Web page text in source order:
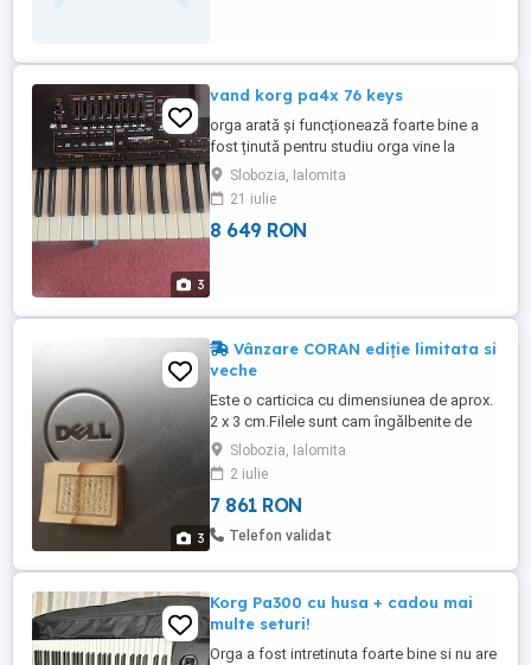
3
vand korg pa4x 76 keys
orga arată și funcționează foarte bine a
fost ținută pentru studiu orga vine la
pachet cu husa și cablu de alimentare
prețul negociabil
Slobozia, Ialomita
21 iulie
8 649 RON
3
Vânzare CORAN ediție limitata si
veche
Este o carticica cu dimensiunea de aprox.
2 x 3 cm.Filele sunt cam îngălbenite de
timp.Este frumos editata.O păstrez de
aproximativ 20 de ani si, m-am hotărât sa
o vând.Nu sunt de religie musulman si nu
știu ce scrie în ea. Rog amatorii de
colecții, sa ma contacteze dacă vor sa o
Slobozia, Ialomita
2 iulie
7 861 RON
Telefon validat
Korg Pa300 cu husa + cadou mai
multe seturi!
Orga a fost intretinuta foarte bine si nu are